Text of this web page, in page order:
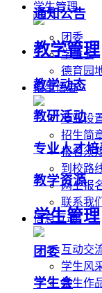
学生管理
团委
学生会
德育园
招生信息
专业设
招生简
报名须
到校路
网上报
联系我们
信息互动
互动交
学生风
学生作
通知公告
教学管理
教学动态
教研活动
专业人才
教学资源
学生管理
团委
学生会